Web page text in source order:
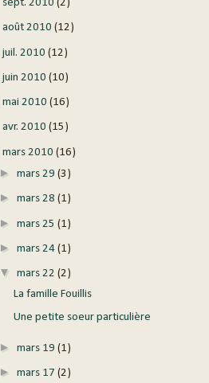
sept. 2010 (2)
août 2010 (12)
juil. 2010 (12)
juin 2010 (10)
mai 2010 (16)
avr. 2010 (15)
mars 2010 (16)
► mars 29 (3)
► mars 28 (1)
► mars 25 (1)
► mars 24 (1)
▼ mars 22 (2)
La famille Fouillis
Une petite soeur particulière
► mars 19 (1)
► mars 17 (2)